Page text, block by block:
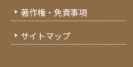
著作権・免責事項
サイトマップ